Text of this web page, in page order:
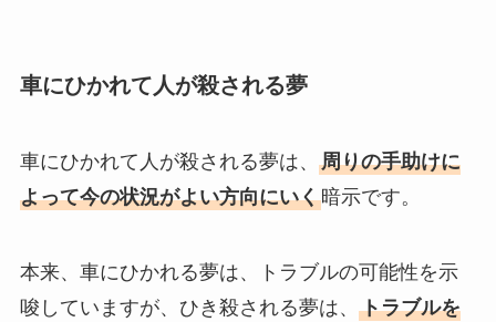
車にひかれて人が殺される夢
車にひかれて人が殺される夢は、 周りの手助けに
よって今の状況がよい方向にいく暗示です。
本来、車にひかれる夢は、トラブルの可能性を示
唆していますが、ひき殺される夢は、 トラブルを